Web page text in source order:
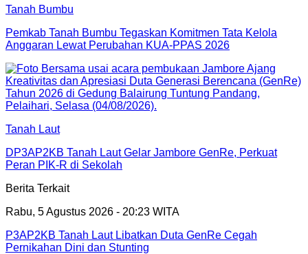
Tanah Bumbu
Pemkab Tanah Bumbu Tegaskan Komitmen Tata Kelola
Anggaran Lewat Perubahan KUA-PPAS 2026
Tanah Laut
DP3AP2KB Tanah Laut Gelar Jambore GenRe, Perkuat
Peran PIK-R di Sekolah
Berita Terkait
Rabu, 5 Agustus 2026 - 20:23 WITA
P3AP2KB Tanah Laut Libatkan Duta GenRe Cegah
Pernikahan Dini dan Stunting